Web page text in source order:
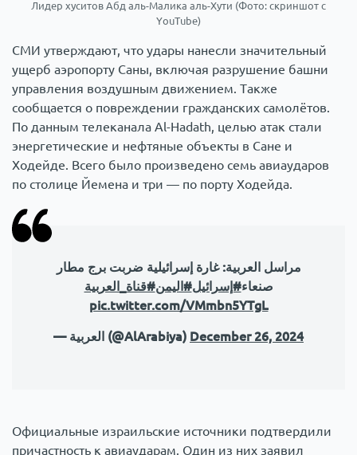
Лидер хуситов Абд аль-Малика аль-Хути (Фото: скриншот с
YouTube)
СМИ утверждают, что удары нанесли значительный
ущерб аэропорту Саны, включая разрушение башни
управления воздушным движением. Также
сообщается о повреждении гражданских самолётов.
По данным телеканала Al-Hadath, целью атак стали
энергетические и нефтяные объекты в Сане и
Ходейде. Всего было произведено семь авиаударов
по столице Йемена и три — по порту Ходейда.
مراسل العربية: غارة إسرائيلية ضربت برج مطار
صنعاء#إسرائيل#اليمن#قناة_العربية
pic.twitter.com/VMmbn5YTgL
— العربية (@AlArabiya) December 26, 2024
Официальные израильские источники подтвердили
причастность к авиаударам. Один из них заявил